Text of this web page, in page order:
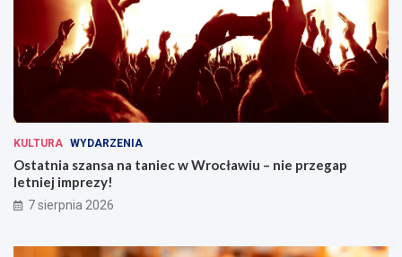
KULTURA WYDARZENIA
Ostatnia szansa na taniec w Wrocławiu – nie przegap
letniej imprezy!
7 sierpnia 2026